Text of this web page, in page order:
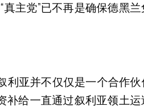
主党”已不再是确保德黑
利亚并不仅仅是一个合作伙
补给一直通过叙利亚领土运